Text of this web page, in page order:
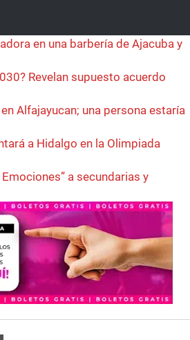
en una barbería de Ajacuba y
Revelan supuesto acuerdo
Alfajayucan; una persona estaría
a Hidalgo en la Olimpiada
a secundarias y